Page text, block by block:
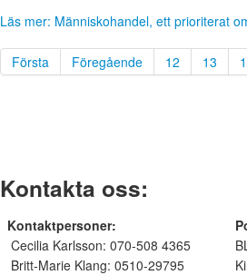
Läs mer: Människohandel, ett prioriterat
Första Föregående 12 13
Kontakta oss:
Kontaktpersoner:
Cecilia Karlsson: 070-508 4365
Britt-Marie Klang: 0510-29795